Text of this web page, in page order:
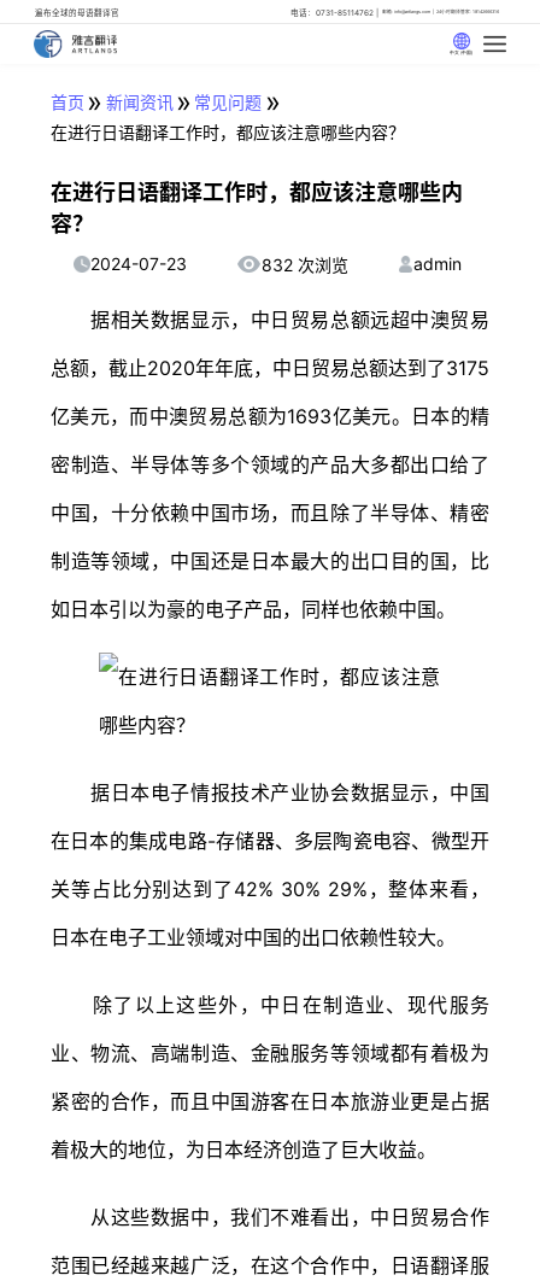
遍布全球的母语翻译官 电话：0731-85114762 邮箱: info@artlangs.com 24小时翻译管家: 18142666316
中文 (中国)
首页 » 新闻资讯» 常见问题 »
在进行日语翻译工作时，都应该注意哪些内容？
在进行日语翻译工作时，都应该注意哪些内
容？
2024-07-23 832 次浏览 admin
据相关数据显示，中日贸易总额远超中澳贸易
总额，截止2020年年底，中日贸易总额达到了3175
亿美元，而中澳贸易总额为1693亿美元。日本的精
密制造、半导体等多个领域的产品大多都出口给了
中国，十分依赖中国市场，而且除了半导体、精密
制造等领域，中国还是日本最大的出口目的国，比
如日本引以为豪的电子产品，同样也依赖中国。
据日本电子情报技术产业协会数据显示，中国
在日本的集成电路-存储器、多层陶瓷电容、微型开
关等占比分别达到了42% 30% 29%，整体来看，
日本在电子工业领域对中国的出口依赖性较大。
除了以上这些外，中日在制造业、现代服务
业、物流、高端制造、金融服务等领域都有着极为
紧密的合作，而且中国游客在日本旅游业更是占据
着极大的地位，为日本经济创造了巨大收益。
从这些数据中，我们不难看出，中日贸易合作
范围已经越来越广泛，在这个合作中，日语翻译服